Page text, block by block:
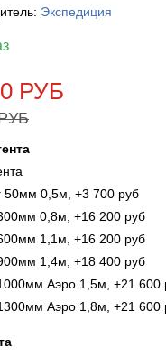
Экспедиция
РУБ
50мм 0,5м, +3 700 руб
0,8м, +16 200 руб
1,1м, +16 200 руб
1,4м, +18 400 руб
Аэро 1,5м, +21 600
Аэро 1,8м, +21 600